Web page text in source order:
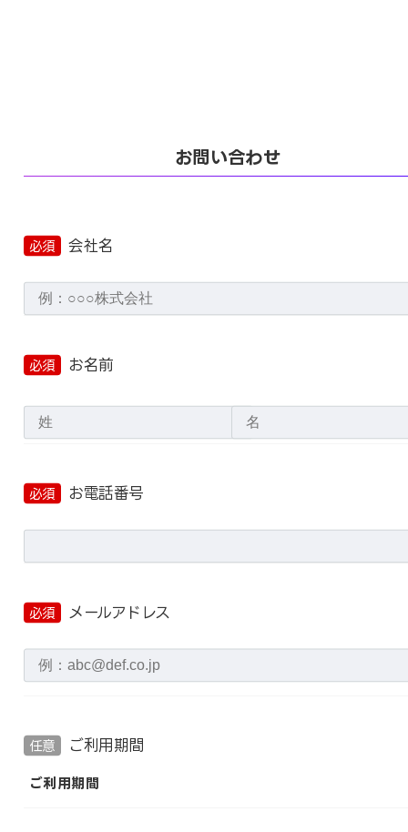
お問い合わせ
必須 会社名
必須 お名前
必須 お電話番号
必須 メールアドレス
任意 ご利用期間
ご利用期間